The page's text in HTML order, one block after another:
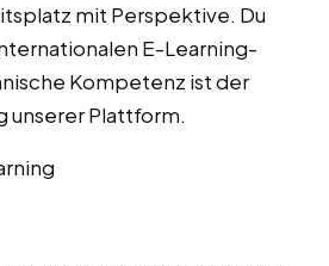
mit Perspektive. Du
E-Learning-
Kompetenz ist der
unserer Plattform.